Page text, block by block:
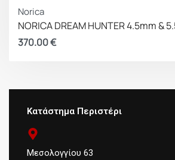
Norica
NORICA DREAM HUNTER 4.5mm &
370.00€
Κατάστημα Περιστέρι
Μεσολογγίου 63